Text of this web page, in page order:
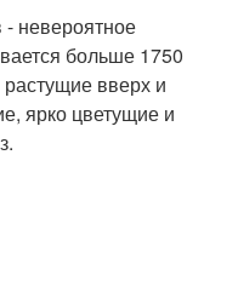
- невероятное
больше 1750
вверх и
ярко цветущие и